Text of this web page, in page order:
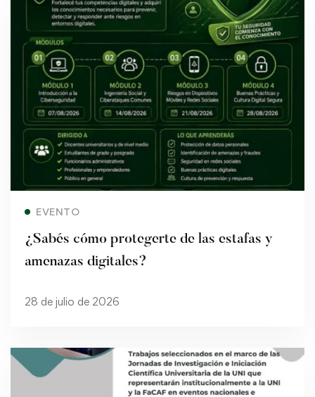
EVENTO
¿Sabés cómo protegerte de las estafas y
amenazas digitales?
28 de julio de 2026